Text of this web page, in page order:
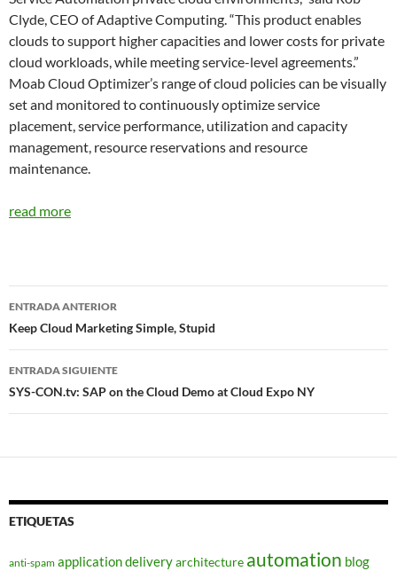
Clyde, CEO of Adaptive Computing. “This product enables
clouds to support higher capacities and lower costs for private
cloud workloads, while meeting service-level agreements.”
Moab Cloud Optimizer’s range of cloud policies can be visually
set and monitored to continuously optimize service
placement, service performance, utilization and capacity
management, resource reservations and resource
maintenance.
read more
Navegador
de
entradas
ENTRADA ANTERIOR
Keep Cloud Marketing Simple, Stupid
ENTRADA SIGUIENTE
SYS-CON.tv: SAP on the Cloud Demo at Cloud Expo NY
ETIQUETAS
anti-spam application deliveryarchitecture automation blog